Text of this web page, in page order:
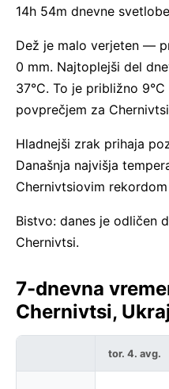
14h 54m dnevne
Dež je malo verjeten —
0 mm. Najtoplejši del
37°C. To je približno
povprečjem za
Hladnejši zrak prihaja
Današnja najvišja
Chernivtsiovim
Bistvo: danes je odličen
Chernivtsi.
7-dnevna
Chernivtsi,
tor. 4. avg.